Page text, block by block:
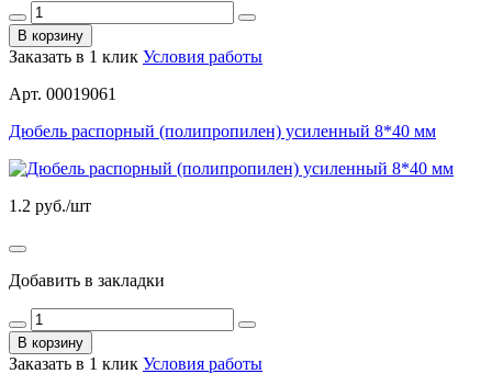
В корзину
Заказать в 1 клик Условия работы
Арт. 00019061
Дюбель распорный (полипропилен) усиленный 8*40 мм
1.2 руб./шт
Добавить в закладки
В корзину
Заказать в 1 клик Условия работы